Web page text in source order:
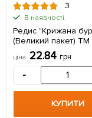
3
В наявності.
Редис "Крижана
(Великий пакет) ТМ
ціна 22.84 грн
-
КУПИТИ